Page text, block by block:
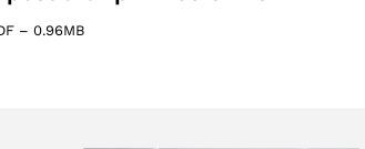
– 0.96MB